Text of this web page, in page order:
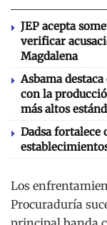
JEP acepta
verificar
Magdalena
Asbama
con la
más altos
Dadsa fortalece
Los
Procuraduría